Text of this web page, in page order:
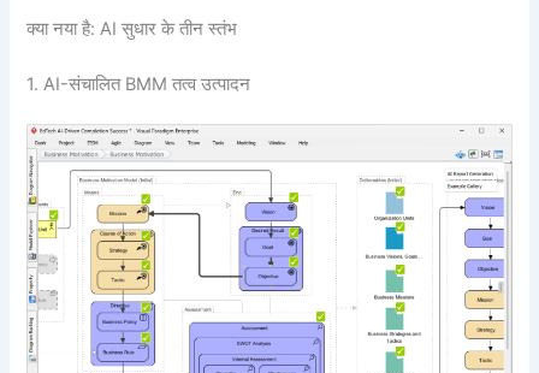
क्या नया है: AI सुधार के तीन स्तंभ
1. AI-संचालित BMM तत्व उत्पादन